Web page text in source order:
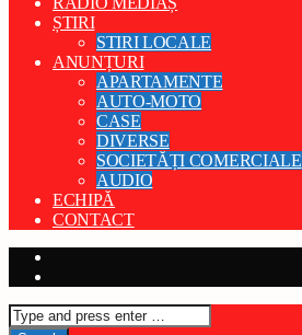
ȘTIRI
STIRI LOCALE
ANUNȚURI
APARTAMENTE
AUTO-MOTO
CASE
DIVERSE
SOCIETĂȚI COMERCIALE
AUDIO
ECHIPĂ
CONTACT